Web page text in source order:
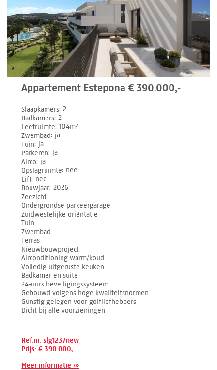
Appartement Estepona € 390.000,-
Slaapkamers 2
Badkamers 2
Leefruimte 104m²
Zwembad ja
Tuin ja
Parkeren ja
Airco ja
Opslagruimte nee
Lift nee
Bouwjaar 2026
Zeezicht
Ondergrondse parkeergarage
Zuidwestelijke oriëntatie
Tuin
Zwembad
Terras
Nieuwbouwproject
Airconditioning warm/koud
Volledig uitgeruste keuken
Badkamer en suite
24-uurs beveiligingssysteem
Gebouwd volgens hoge kwaliteitsnormen
Gunstig gelegen voor golfliefhebbers
Dicht bij alle voorzieningen
Ref.nr: slg1237new
Prijs: € 390.000,-
Meer informatie ›››